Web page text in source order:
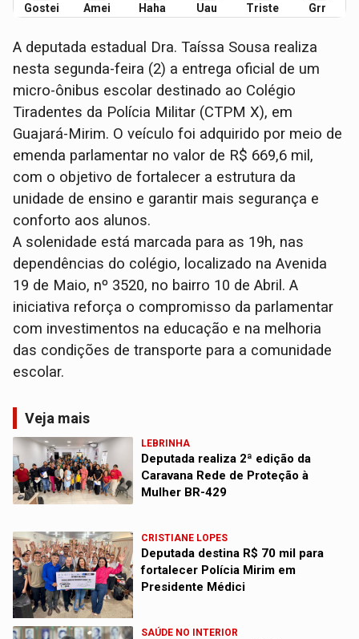
Gostei Amei Haha Uau Triste Grr
A deputada estadual Dra. Taíssa Sousa realiza
nesta segunda-feira (2) a entrega oficial de um
micro-ônibus escolar destinado ao Colégio
Tiradentes da Polícia Militar (CTPM X), em
Guajará-Mirim. O veículo foi adquirido por meio de
emenda parlamentar no valor de R$ 669,6 mil,
com o objetivo de fortalecer a estrutura da
unidade de ensino e garantir mais segurança e
conforto aos alunos.
A solenidade está marcada para as 19h, nas
dependências do colégio, localizado na Avenida
19 de Maio, nº 3520, no bairro 10 de Abril. A
iniciativa reforça o compromisso da parlamentar
com investimentos na educação e na melhoria
das condições de transporte para a comunidade
escolar.
Veja mais
LEBRINHA
Deputada realiza 2ª edição da
Caravana Rede de Proteção à
Mulher BR-429
CRISTIANE LOPES
Deputada destina R$ 70 mil para
fortalecer Polícia Mirim em
Presidente Médici
SAÚDE NO INTERIOR